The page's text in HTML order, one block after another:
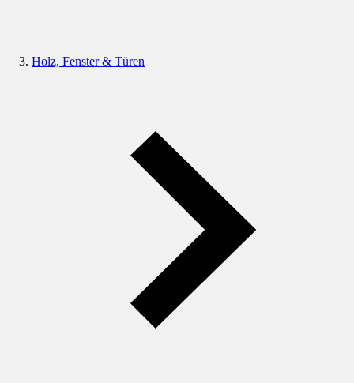
Holz, Fenster & Türen